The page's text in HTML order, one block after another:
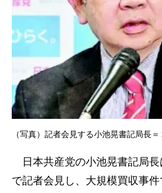
（写真）記者会見する小池晃書記局長
日本共産党の小池晃書記局長
で記者会見し、大規模買収事